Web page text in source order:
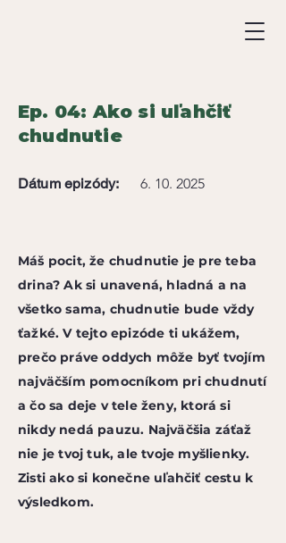
Ep. 04: Ako si uľahčiť
chudnutie
Dátum epizódy: 6. 10. 2025
Máš pocit, že chudnutie je pre teba
drina? Ak si unavená, hladná a na
všetko sama, chudnutie bude vždy
ťažké. V tejto epizóde ti ukážem,
prečo práve oddych môže byť tvojím
najväčším pomocníkom pri chudnutí
a čo sa deje v tele ženy, ktorá si
nikdy nedá pauzu. Najväčšia záťaž
nie je tvoj tuk, ale tvoje myšlienky.
Zisti ako si konečne uľahčiť cestu k
výsledkom.